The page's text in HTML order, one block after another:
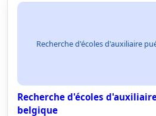
Recherche d'écoles d'auxiliaire
Recherche d'écoles
belgique